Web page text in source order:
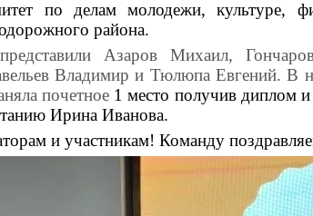
по делам молодежи, культуре,
района.
Азаров Михаил,
Владимир и Тюлюпа Евгений. В
почетное 1 место получив диплом
Ирина Иванова.
и участникам! Команду